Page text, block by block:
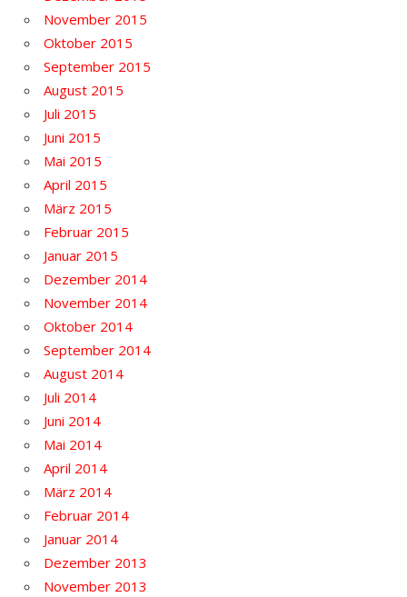
November 2015
Oktober 2015
September 2015
August 2015
Juli 2015
Juni 2015
Mai 2015
April 2015
März 2015
Februar 2015
Januar 2015
Dezember 2014
November 2014
Oktober 2014
September 2014
August 2014
Juli 2014
Juni 2014
Mai 2014
April 2014
März 2014
Februar 2014
Januar 2014
Dezember 2013
November 2013